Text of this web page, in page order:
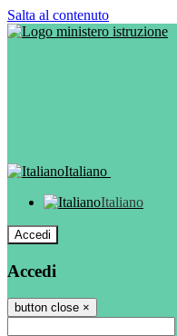
Salta al contenuto
Italiano
Italiano
Accedi
Accedi
button close ×